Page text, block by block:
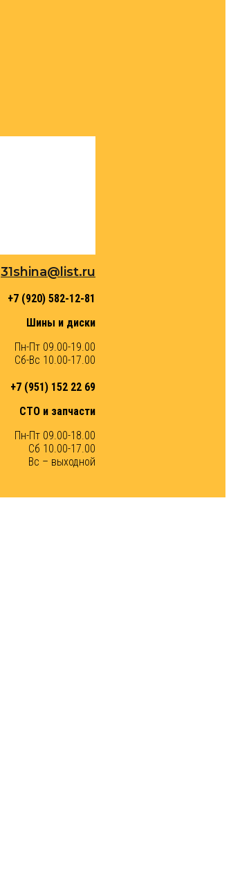
31shina@list.ru
+7 (920) 582-12-81
Шины и диски
Пн-Пт 09.00-19.00
Сб-Вс 10.00-17.00
+7 (951) 152 22 69
СТО и запчасти
Пн-Пт 09.00-18.00
Сб 10.00-17.00
Вс – выходной